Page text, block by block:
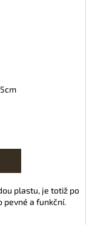
plastu, je totiž po
pevné a funkční.